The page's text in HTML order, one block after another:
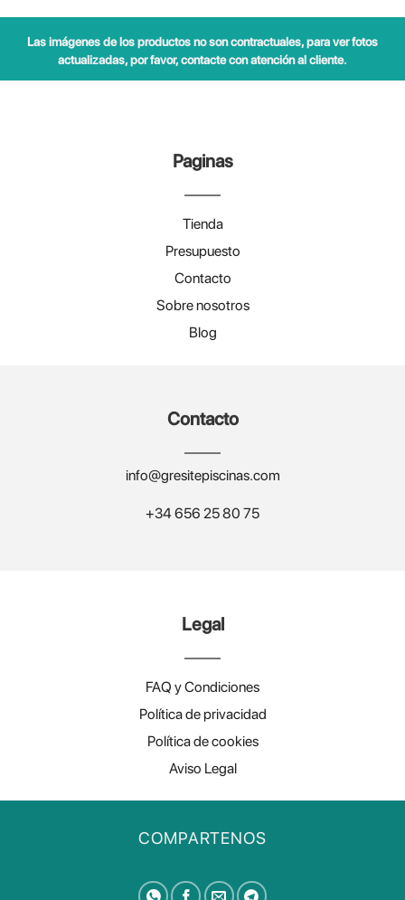
Las imágenes de los productos no son contractuales, para ver fotos
actualizadas, por favor, contacte con atención al cliente.
Paginas
Tienda
Presupuesto
Contacto
Sobre nosotros
Blog
Contacto
info@gresitepiscinas.com
+34 656 25 80 75
Legal
FAQ y Condiciones
Política de privacidad
Política de cookies
Aviso Legal
COMPARTENOS